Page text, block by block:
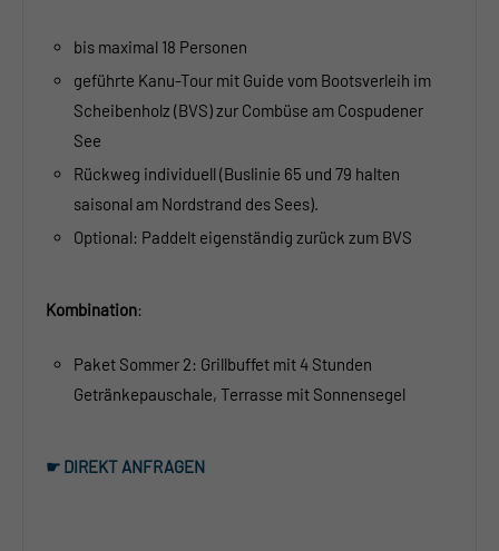
bis maximal 18 Personen
geführte Kanu-Tour mit Guide vom Bootsverleih im
Scheibenholz (BVS) zur Combüse am Cospudener
See
Rückweg individuell (Buslinie 65 und 79 halten
saisonal am Nordstrand des Sees).
Optional: Paddelt eigenständig zurück zum BVS
Kombination:
Paket Sommer 2: Grillbuffet mit 4 Stunden
Getränkepauschale, Terrasse mit Sonnensegel
☛ DIREKT ANFRAGEN